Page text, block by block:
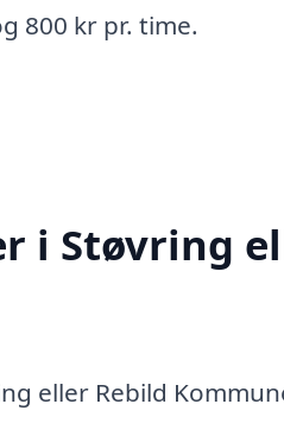
800 kr pr. time.
i Støvring
eller Rebild